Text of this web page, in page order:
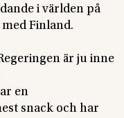
i världen på
Finland.
är ju inne
en
snack och har